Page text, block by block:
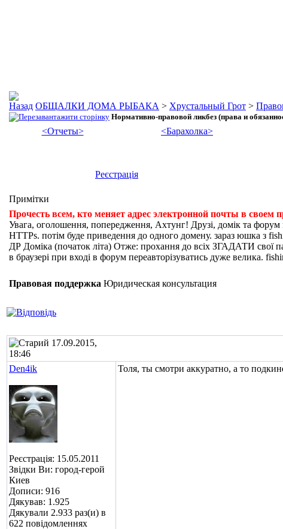
ОБЩАЛКИ ДОМА РЫБАКА > Хрустальный Грот >
Нормативно-правовой ликбез (права и
<Отчеты>
<Барахолка>
Реєстрація
Примітки
Прочесть всем, кто меняет адрес электронной почты в своем
Увага, оголошення, попередження, Ахтунг! Друзі, домік та форум
HTTPs. потім буде приведення до одного домену. зараз юшка з
ДР Доміка (початок літа) Отже: прохання до всіх ЗГАДАТИ свої
в браузері при вході в форум переавторізуватись дуже велика.
Правовая поддержка Юридическая консультация
17.09.2015,
18:46
Den4ik
Реєстрація: 15.05.2011
Звідки Ви: город-герой
Киев
Дописи: 916
Дякував: 1.925
Дякували 2.933 раз(и) в
622 повідомленнях
Толя, ты смотри аккуратно, а то